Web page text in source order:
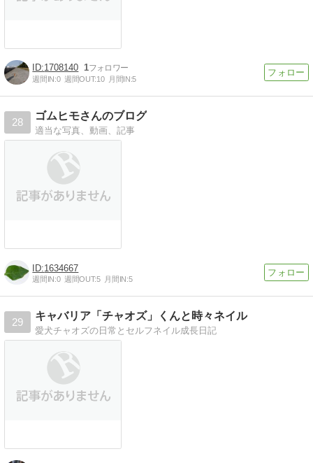
1708140 1
週間IN:0 週間OUT:10 月間IN:5
28
ゴムヒモさんのブログ
適当な写真、動画、記事
1634667
週間IN:0 週間OUT:5 月間IN:5
29
キャバリア「チャオズ」くんと時々ネイル
愛犬チャオズの日常とセルフネイル成長日記